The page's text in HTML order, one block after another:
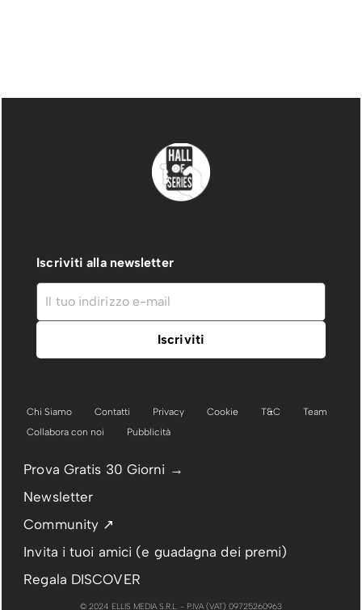
Iscriviti alla newsletter
Chi Siamo Contatti Privacy Cookie T&C
Team
Collabora con noi
Pubblicità
Prova Gratis 30 Giorni →
Newsletter
Community ↗
Invita i tuoi amici (e guadagna dei premi)
Regala DISCOVER
© 2024 ELLIS MEDIA S.R.L. - P.IVA (VAT) 09725260963